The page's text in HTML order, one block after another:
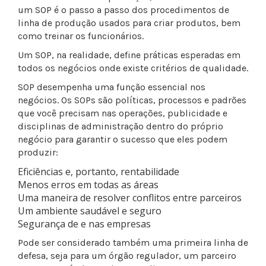
um SOP é o passo a passo dos procedimentos de
linha de produção usados ​​para criar produtos, bem
como treinar os funcionários.
Um SOP, na realidade, define práticas esperadas em
todos os negócios onde existe critérios de qualidade.
SOP desempenha uma função essencial nos
negócios. Os SOPs são políticas, processos e padrões
que você precisam nas operações, publicidade e
disciplinas de administração dentro do próprio
negócio para garantir o sucesso que eles podem
produzir:
Eficiências e, portanto, rentabilidade
Menos erros em todas as áreas
Uma maneira de resolver conflitos entre parceiros
Um ambiente saudável e seguro
Segurança de e nas empresas
Pode ser considerado também uma primeira linha de
defesa, seja para um órgão regulador, um parceiro